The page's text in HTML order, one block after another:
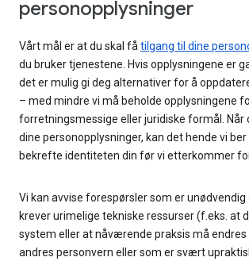
personopplysninger
Vårt mål er at du skal fåtilgang til dine
du bruker tjenestene. Hvis opplysningene er
det er mulig gi deg alternativer for å
– med mindre vi må beholde opplysningene
forretningsmessige eller juridiske formål. Når
dine personopplysninger, kan det hende vi
bekrefte identiteten din før vi etterkommer
Vi kan avvise forespørsler som er unødvendig
krever urimelige tekniske ressurser (f.eks. at
system eller at nåværende praksis må endres
andres personvern eller som er svært